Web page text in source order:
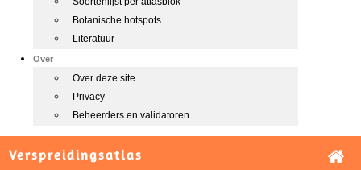
Botanische hotspots
Literatuur
Over
Over deze site
Privacy
Beheerders en validatoren
Verspreidingsatlas